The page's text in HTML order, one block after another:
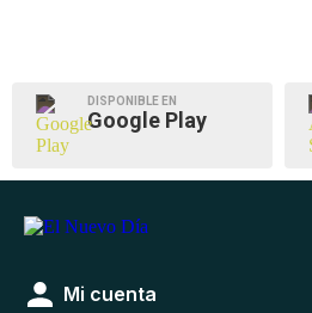
DISPONIBLE EN
Google Play
Mi cuenta